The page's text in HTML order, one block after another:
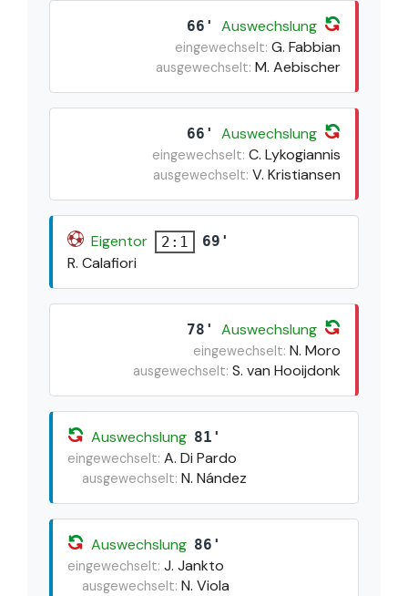
66' Auswechslung
eingewechselt: G. Fabbian
ausgewechselt: M. Aebischer
66' Auswechslung
eingewechselt: C. Lykogiannis
ausgewechselt: V. Kristiansen
Eigentor 2:1 69'
R. Calafiori
78' Auswechslung
eingewechselt: N. Moro
ausgewechselt: S. van Hooijdonk
Auswechslung 81'
eingewechselt: A. Di Pardo
ausgewechselt: N. Nández
Auswechslung 86'
eingewechselt: J. Jankto
ausgewechselt: N. Viola